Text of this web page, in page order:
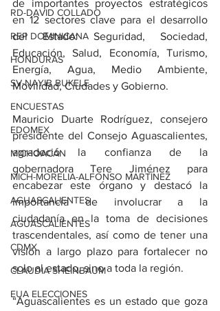
RD-DAVID COLLADO
REP DOMINICANA
HONDURAS
SV-NAYIB BUKELE
ENCUESTAS
EDOMEX
MICHOACÁN
MICH-MORELIA-ALFONSO MARTÍNEZ
AGUASCALIENTES
AGUASCALIENTES
CDMX
CLAUDIA SHEINBAUM
EUA ELECCIONES
de importantes proyectos estratégicos
en 12 sectores clave para el desarrollo
del Estado: Seguridad, Sociedad,
Educación, Salud, Economía, Turismo,
Energía, Agua, Medio Ambiente,
Movilidad, Ciudades y Gobierno.
Mauricio Duarte Rodríguez, consejero
presidente del Consejo Aguascalientes,
agradeció la confianza de la
gobernadora Tere Jiménez para
encabezar este órgano y destacó la
importancia de involucrar a la
ciudadanía en la toma de decisiones
trascendentales, así como de tener una
visión a largo plazo para fortalecer no
solo al estado, sino a toda la región.
“Aguascalientes es un estado que goza